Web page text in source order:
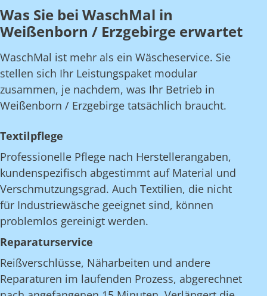
Was Sie bei WaschMal in
Weißenborn / Erzgebirge erwartet
WaschMal ist mehr als ein Wäscheservice. Sie
stellen sich Ihr Leistungspaket modular
zusammen, je nachdem, was Ihr Betrieb in
Weißenborn / Erzgebirge tatsächlich braucht.
Textilpflege
Professionelle Pflege nach Herstellerangaben,
kundenspezifisch abgestimmt auf Material und
Verschmutzungsgrad. Auch Textilien, die nicht
für Industriewäsche geeignet sind, können
problemlos gereinigt werden.
Reparaturservice
Reißverschlüsse, Näharbeiten und andere
Reparaturen im laufenden Prozess, abgerechnet